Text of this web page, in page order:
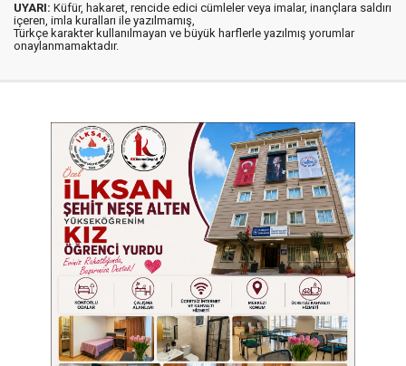
UYARI: Küfür, hakaret, rencide edici cümleler veya imalar, inançlara saldırı
içeren, imla kuralları ile yazılmamış,
Türkçe karakter kullanılmayan ve büyük harflerle yazılmış yorumlar
onaylanmamaktadır.